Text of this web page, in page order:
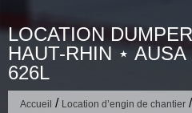
LOCATION
HAUT-RHIN ⋆
626L
Accueil / Location d’engin de chantier /